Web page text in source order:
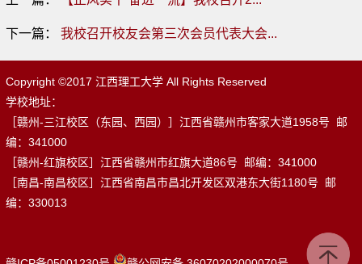
下一篇： 我校召开校友会第三次会员代表大会...
Copyright ©2017 江西理工大学 All Rights Reserved
学校地址：
［赣州-三江校区（东园、西园）］江西省赣州市客家大道1958号 邮
编：341000
［赣州-红旗校区］江西省赣州市红旗大道86号 邮编：341000
［南昌-南昌校区］江西省南昌市昌北开发区双港东大街1180号 邮
编：330013